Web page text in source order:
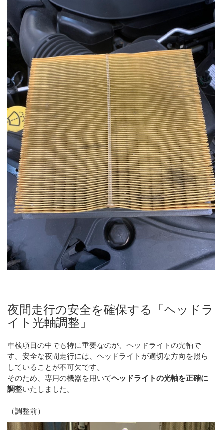
夜間走行の安全を確保する「ヘッドラ
イト光軸調整」
車検項目の中でも特に重要なのが、ヘッドライトの光軸で
す。安全な夜間走行には、ヘッドライトが適切な方向を照ら
していることが不可欠です。
そのため、専用の機器を用いてヘッドライトの光軸を正確に
調整いたしました。
（調整前）